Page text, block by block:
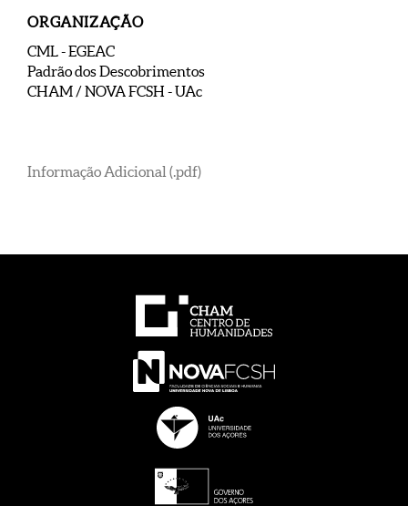
ORGANIZAÇÃO
CML - EGEAC
Padrão dos Descobrimentos
CHAM / NOVA FCSH - UAc
Informação Adicional (.pdf)